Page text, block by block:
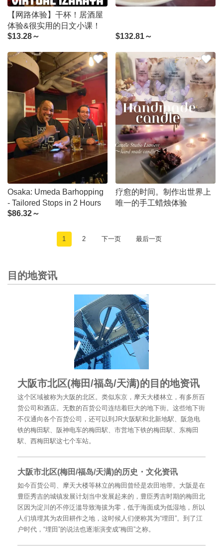
【网路体验】干杯！居酒屋
体验&很实用的日文小课！
$13.28～ $132.81～
Osaka: Umeda Barhopping
- Tailored Stops in 2 Hours
$86.32～
疗愈的时间。制作出世界上
唯一的手工蜡烛体验
1 2 下一页 最后一页
目的地资讯
大阪市北区(梅田/福岛/天满)的目的地资讯
这个区域被称为大阪的北区。类似东京，摩天大楼林立，有多所百
货公司和酒店。无数的百货公司连结着巨大的地下街。这些地下街
不仅通向各个百货公司，还可以到JR大阪駅和北新地駅、阪急电
铁的梅田駅、阪神电车的梅田駅、市営地下铁的梅田駅、东梅田
駅、西梅田駅这七个车站。
大阪市北区(梅田/福岛/天满)的历史・文化资讯
如今百货公司、摩天大楼等林立的梅田曾经是农田地带。大阪是在
豊臣秀吉的城镇发展计划当中发展起来的，豊臣秀吉时期的梅田北
区因为淀川的不停泛滥导致海拔为零，低于海面成为低湿地，所以
人们填埋其为农田耕作之地，这时候人们便称其为“埋田”。到了江
户时代，“埋田”的说法也逐渐演变成“梅田”之称。